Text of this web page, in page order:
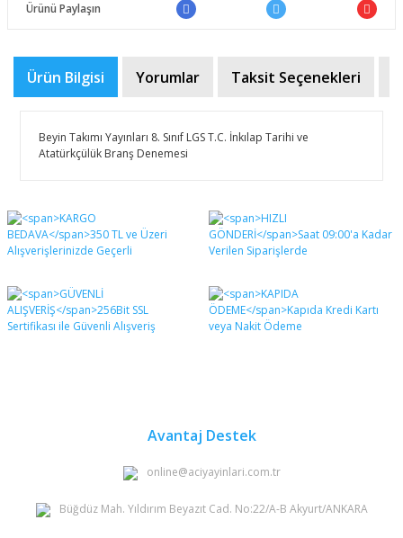
Ürünü Paylaşın
Ürün Bilgisi Yorumlar Taksit Seçenekleri
Beyin Takımı Yayınları 8. Sınıf LGS T.C. İnkılap Tarihi ve
Atatürkçülük Branş Denemesi
Bu ürüne ilk yorumu siz yapın!
Yorum Yaz
Bu ürünün fiyat bilgisi, resim, ürün açıklamalarında ve
diğer konularda yetersiz gördüğünüz noktaları öneri
formunu kullanarak tarafımıza iletebilirsiniz.
Görüş ve önerileriniz için teşekkür ederiz.
Ürün resmi kalitesiz, bozuk veya görüntülenemiyor.
Ürün açıklamasında eksik bilgiler bulunuyor.
Avantaj Destek
online@aciyayinlari.com.tr
Büğdüz Mah. Yıldırım Beyazıt Cad. No:22/A-B Akyurt/ANKARA